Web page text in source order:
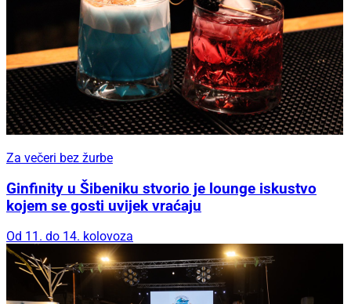
Za večeri bez žurbe
Ginfinity u Šibeniku stvorio je lounge iskustvo
kojem se gosti uvijek vraćaju
Od 11. do 14. kolovoza